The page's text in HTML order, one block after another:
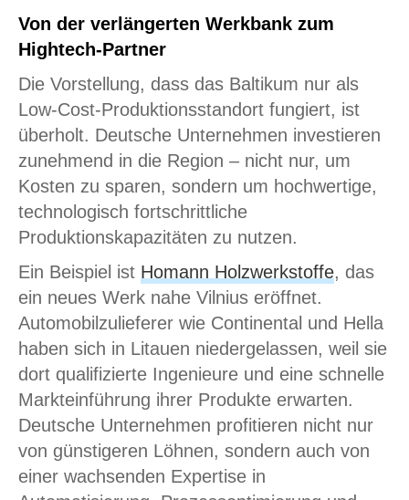
Von der verlängerten Werkbank zum
Hightech-Partner
Die Vorstellung, dass das Baltikum nur als
Low-Cost-Produktionsstandort fungiert, ist
überholt. Deutsche Unternehmen investieren
zunehmend in die Region – nicht nur, um
Kosten zu sparen, sondern um hochwertige,
technologisch fortschrittliche
Produktionskapazitäten zu nutzen.
Ein Beispiel ist Homann Holzwerkstoffe, das
ein neues Werk nahe Vilnius eröffnet.
Automobilzulieferer wie Continental und Hella
haben sich in Litauen niedergelassen, weil sie
dort qualifizierte Ingenieure und eine schnelle
Markteinführung ihrer Produkte erwarten.
Deutsche Unternehmen profitieren nicht nur
von günstigeren Löhnen, sondern auch von
einer wachsenden Expertise in